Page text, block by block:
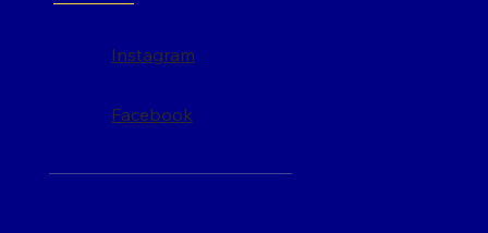
Instagram
Facebook